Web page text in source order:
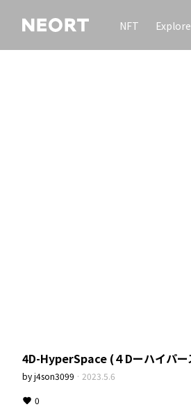
NFT Explore
byj4son3099 · 2023.5.6
0